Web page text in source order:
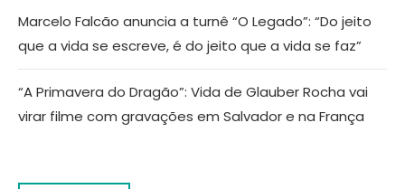
Marcelo Falcão anuncia a turnê “O Legado”: “Do jeito
que a vida se escreve, é do jeito que a vida se faz”
“A Primavera do Dragão”: Vida de Glauber Rocha vai
virar filme com gravações em Salvador e na França